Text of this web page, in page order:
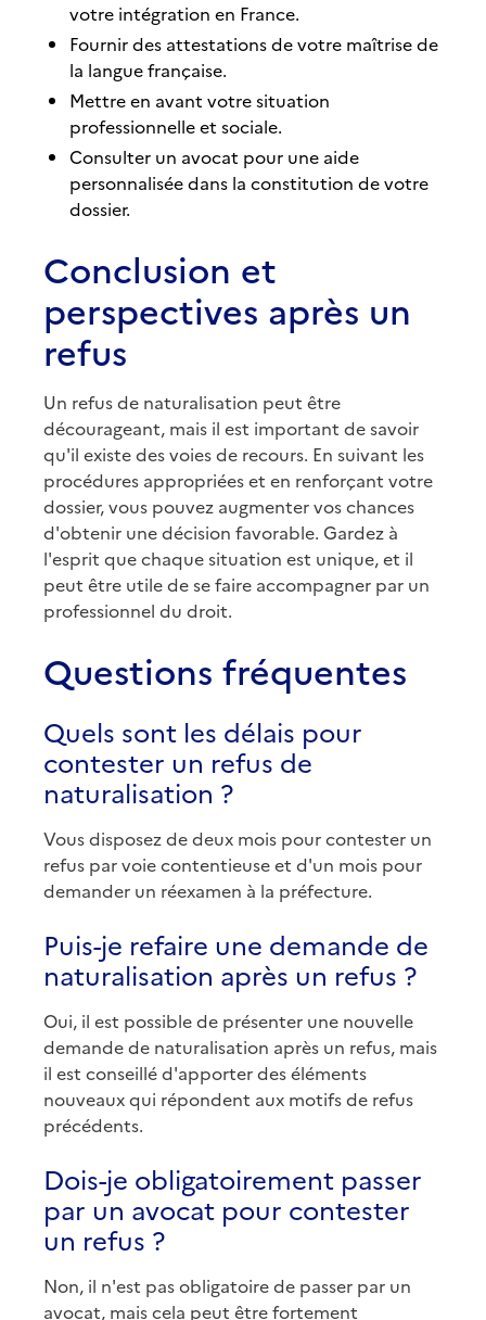
votre intégration en France.
Fournir des attestations de votre maîtrise de
la langue française.
Mettre en avant votre situation
professionnelle et sociale.
Consulter un avocat pour une aide
personnalisée dans la constitution de votre
dossier.
Conclusion et
perspectives après un
refus
Un refus de naturalisation peut être
décourageant, mais il est important de savoir
qu'il existe des voies de recours. En suivant les
procédures appropriées et en renforçant votre
dossier, vous pouvez augmenter vos chances
d'obtenir une décision favorable. Gardez à
l'esprit que chaque situation est unique, et il
peut être utile de se faire accompagner par un
professionnel du droit.
Questions fréquentes
Quels sont les délais pour
contester un refus de
naturalisation ?
Vous disposez de deux mois pour contester un
refus par voie contentieuse et d'un mois pour
demander un réexamen à la préfecture.
Puis-je refaire une demande de
naturalisation après un refus ?
Oui, il est possible de présenter une nouvelle
demande de naturalisation après un refus, mais
il est conseillé d'apporter des éléments
nouveaux qui répondent aux motifs de refus
précédents.
Dois-je obligatoirement passer
par un avocat pour contester
un refus ?
Non, il n'est pas obligatoire de passer par un
avocat, mais cela peut être fortement